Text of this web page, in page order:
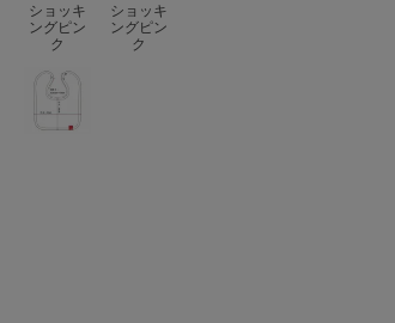
ショッキ
ングピン
ク
ショッキ
ングピン
ク